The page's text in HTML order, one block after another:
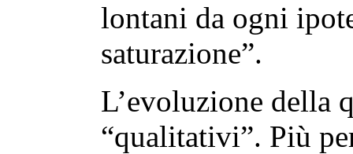
lontani da ogni
saturazione”.
L’evoluzione della
“qualitativi”. Più